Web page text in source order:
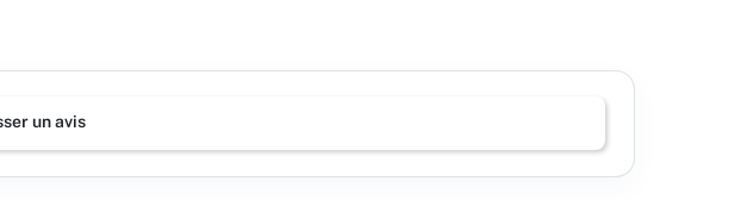
un avis